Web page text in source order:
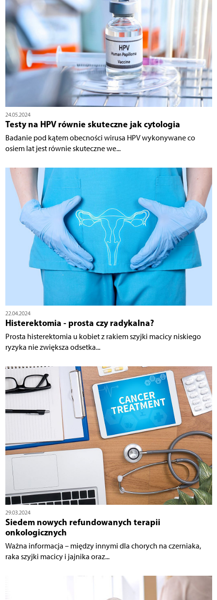
24.05.2024
Testy na HPV równie skuteczne jak cytologia
Badanie pod kątem obecności wirusa HPV wykonywane co
osiem lat jest równie skuteczne we...
22.04.2024
Histerektomia - prosta czy radykalna?
Prosta histerektomia u kobiet z rakiem szyjki macicy niskiego
ryzyka nie zwiększa odsetka...
29.03.2024
Siedem nowych refundowanych terapii
onkologicznych
Ważna informacja – między innymi dla chorych na czerniaka,
raka szyjki macicy i jajnika oraz...